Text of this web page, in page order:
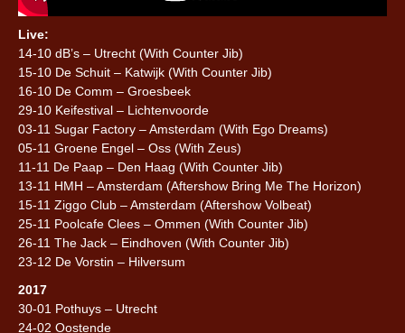
Live:
14-10 dB’s – Utrecht (With Counter Jib)
15-10 De Schuit – Katwijk (With Counter Jib)
16-10 De Comm – Groesbeek
29-10 Keifestival – Lichtenvoorde
03-11 Sugar Factory – Amsterdam (With Ego Dreams)
05-11 Groene Engel – Oss (With Zeus)
11-11 De Paap – Den Haag (With Counter Jib)
13-11 HMH – Amsterdam (Aftershow Bring Me The Horizon)
15-11 Ziggo Club – Amsterdam (Aftershow Volbeat)
25-11 Poolcafe Clees – Ommen (With Counter Jib)
26-11 The Jack – Eindhoven (With Counter Jib)
23-12 De Vorstin – Hilversum
2017
30-01 Pothuys – Utrecht
24-02 Oostende